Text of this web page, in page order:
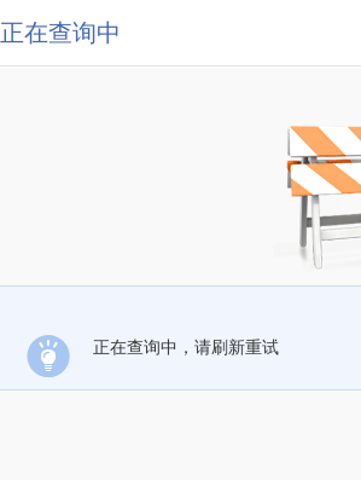
正在查询中
正在查询中，请刷新重试